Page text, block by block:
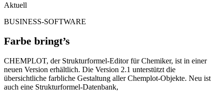
Aktuell
BUSINESS-SOFTWARE
Farbe bringt’s
CHEMPLOT, der Strukturformel-Editor für Chemiker, ist in einer
neuen Version erhältlich. Die Version 2.1 unterstützt die
übersichtliche farbliche Gestaltung aller Chemplot-Objekte. Neu ist
auch eine Strukturformel-Datenbank,